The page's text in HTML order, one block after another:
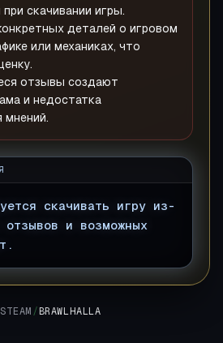
скачивании игры.
деталей о игровом
или механиках, что
отзывы создают
и недостатка
мнений.
скачивать игру из-
отзывов и возможных
/ BRAWLHALLA